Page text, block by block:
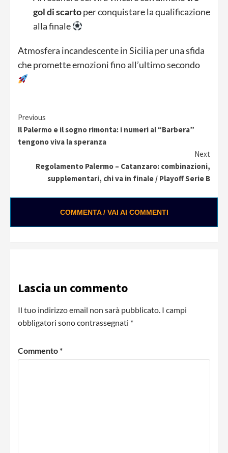
gol di scartoper conquistare la qualificazione
alla finale
Atmosfera incandescente in Sicilia per una sfida
che promette emozioni fino all’ultimo secondo
Continue
Reading
Previous
Il Palermo e il sogno rimonta: i numeri al “Barbera”
tengono viva la speranza
Next
Regolamento Palermo – Catanzaro: combinazioni,
supplementari, chi va in finale / Playoff Serie B
COMMENTA / VAI AI COMMENTI
Lascia un commento
Il tuo indirizzo email non sarà pubblicato. I campi
obbligatori sono contrassegnati *
Commento*